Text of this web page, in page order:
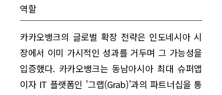
역할
카카오뱅크의 글로벌 확장 전략은 인도네시아 시
장에서 이미 가시적인 성과를 거두며 그 가능성을
입증했다. 카카오뱅크는 동남아시아 최대 슈퍼앱
이자 IT 플랫폼인 '그랩(Grab)'과의 파트너십을 통